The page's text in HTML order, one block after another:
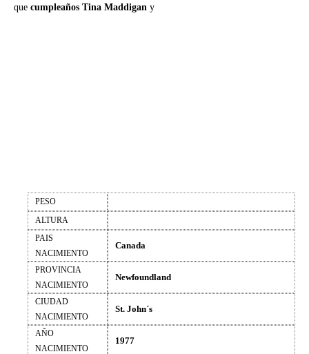
que cumpleaños Tina Maddigan y
PESO
ALTURA
PAIS
NACIMIENTO
Canada
PROVINCIA
NACIMIENTO
Newfoundland
CIUDAD
NACIMIENTO
St. John´s
AÑO
NACIMIENTO
1977